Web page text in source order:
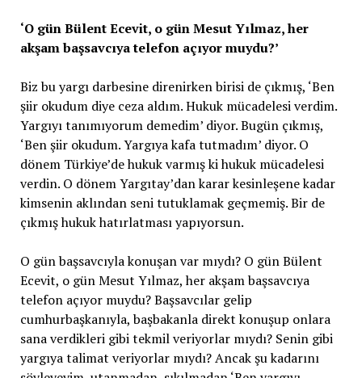
‘O gün Bülent Ecevit, o gün Mesut Yılmaz, her
akşam başsavcıya telefon açıyor muydu?’
Biz bu yargı darbesine direnirken birisi de çıkmış, ‘Ben
şiir okudum diye ceza aldım. Hukuk mücadelesi verdim.
Yargıyı tanımıyorum demedim’ diyor. Bugün çıkmış,
‘Ben şiir okudum. Yargıya kafa tutmadım’ diyor. O
dönem Türkiye’de hukuk varmış ki hukuk mücadelesi
verdin. O dönem Yargıtay’dan karar kesinleşene kadar
kimsenin aklından seni tutuklamak geçmemiş. Bir de
çıkmış hukuk hatırlatması yapıyorsun.
O gün başsavcıyla konuşan var mıydı? O gün Bülent
Ecevit, o gün Mesut Yılmaz, her akşam başsavcıya
telefon açıyor muydu? Başsavcılar gelip
cumhurbaşkanıyla, başbakanla direkt konuşup onlara
sana verdikleri gibi tekmil veriyorlar mıydı? Senin gibi
yargıya talimat veriyorlar mıydı? Ancak şu kadarını